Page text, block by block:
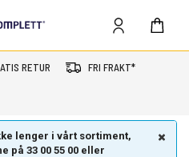
RETUR FRI FRAKT*
lenger i vårt sortiment,
på 33 00 55 00 eller